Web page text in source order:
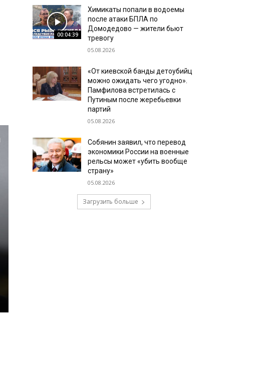
00:04:39
Химикаты попали в водоемы
после атаки БПЛА по
Домодедово — жители бьют
тревогу
05.08.2026
«От киевской банды детоубийц
можно ожидать чего угодно».
Памфилова встретилась с
Путиным после жеребьевки
партий
05.08.2026
Собянин заявил, что перевод
экономики России на военные
рельсы может «убить вообще
страну»
05.08.2026
Загрузить больше